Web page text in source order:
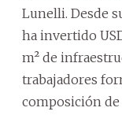
Lunelli. Desde
ha invertido
m² de
trabajadores
composición de